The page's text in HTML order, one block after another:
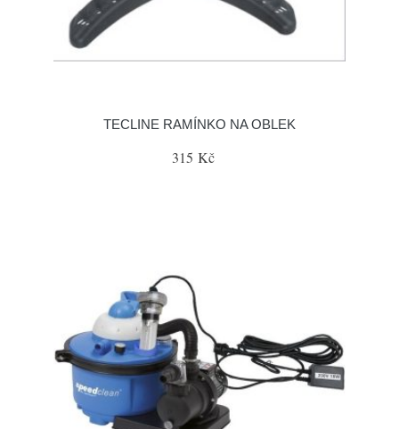
TECLINE RAMÍNKO NA OBLEK
315 Kč